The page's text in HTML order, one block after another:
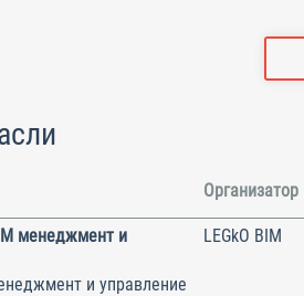
Организатор
менеджмент и
и управление
LEGkO BIM